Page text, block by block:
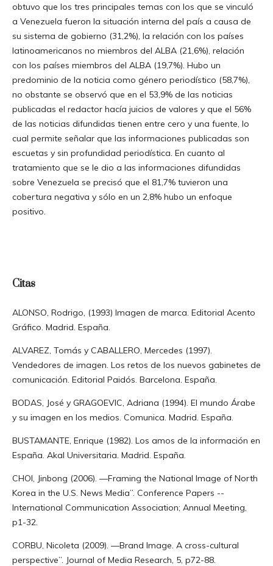
obtuvo que los tres principales temas con los que se vinculó
a Venezuela fueron la situación interna del país a causa de
su sistema de gobierno (31,2%), la relación con los países
latinoamericanos no miembros del ALBA (21,6%), relación
con los países miembros del ALBA (19,7%). Hubo un
predominio de la noticia como género periodístico (58,7%),
no obstante se observó que en el 53,9% de las noticias
publicadas el redactor hacía juicios de valores y que el 56%
de las noticias difundidas tienen entre cero y una fuente, lo
cual permite señalar que las informaciones publicadas son
escuetas y sin profundidad periodística. En cuanto al
tratamiento que se le dio a las informaciones difundidas
sobre Venezuela se precisó que el 81,7% tuvieron una
cobertura negativa y sólo en un 2,8% hubo un enfoque
positivo.
Citas
ALONSO, Rodrigo, (1993) Imagen de marca. Editorial Acento
Gráfico. Madrid. España.
ALVAREZ, Tomás y CABALLERO, Mercedes (1997).
Vendedores de imagen. Los retos de los nuevos gabinetes de
comunicación. Editorial Paidós. Barcelona. España.
BODAS, José y GRAGOEVIC, Adriana (1994). El mundo Árabe
y su imagen en los medios. Comunica. Madrid. España.
BUSTAMANTE, Enrique (1982). Los amos de la información en
España. Akal Universitaria. Madrid. España.
CHOI, Jinbong (2006). ―Framing the National Image of North
Korea in the U.S. News Media”. Conference Papers --
International Communication Association; Annual Meeting,
p1-32.
CORBU, Nicoleta (2009). ―Brand Image. A cross-cultural
perspective”. Journal of Media Research, 5, p72-88.